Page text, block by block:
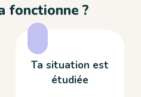
fonctionne ?
Ta situation est
étudiée